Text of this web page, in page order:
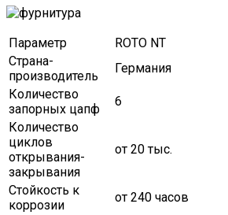
Параметр ROTO NT
Страна-
производитель
Германия
Количество
запорных цапф
6
Количество
циклов
открывания-
закрывания
от 20 тыс.
Стойкость к
коррозии
от 240 часов